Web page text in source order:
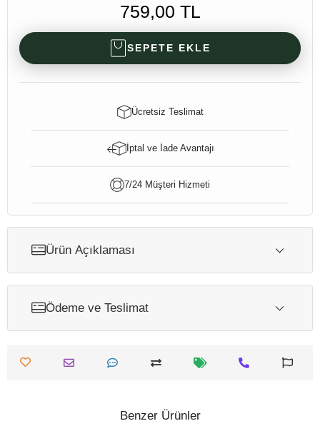
759,00 TL
SEPETE EKLE
Ücretsiz Teslimat
İptal ve İade Avantajı
7/24 Müşteri Hizmeti
Ürün Açıklaması
Ödeme ve Teslimat
Benzer Ürünler